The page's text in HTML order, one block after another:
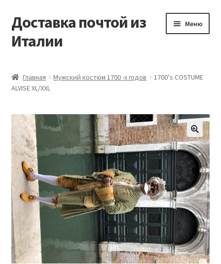
Перейти
к
навигации
Перейти
к
содержимому
Доставка почтой из
Италии
Меню
Контакты
Корзина
Мой аккаунт
Оформление заказа
Главная Мужский костюм 1700 -х годов
1700’s COSTUME
ALVISE XL/XXL
🔍